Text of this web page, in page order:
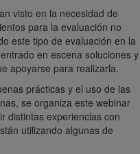
visto en la necesidad de
para la evaluación no
este tipo de evaluación en la
en escena soluciones y
apoyarse para realizarla.
prácticas y el uso de las
se organiza este webinar
distintas experiencias con
utilizando algunas de